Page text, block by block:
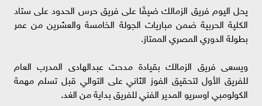
يحل اليوم فريق الزمالك ضيفًا على فريق حرس الحدود على ستاد
الكلية الحربية ضمن مباريات الجولة الخامسة والعشرين من عمر
بطولة الدوري المصري الممتاز.
ويسعى فريق الزمالك بقيادة مدحت عبدالهادى المدرب العام
للفريق الأول لتحقيق الفوز الثاني على التوالي قبل تسلم مهمة
الكولومبي اوسريو المدير الفني للفريق بداية من الغد.